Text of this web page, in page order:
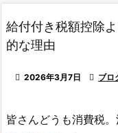
給付付き税額控除
的な理由
 2026年3月7日  ブロ
皆さんどうも消費税